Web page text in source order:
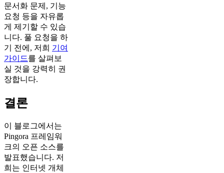
문서화 문제, 기능
요청 등을 자유롭
게 제기할 수 있습
니다. 풀 요청을 하
기 전에, 저희 기여
가이드를 살펴보
실 것을 강력히 권
장합니다.
결론
이 블로그에서는
Pingora 프레임워
크의 오픈 소스를
발표했습니다. 저
희는 인터넷 개체